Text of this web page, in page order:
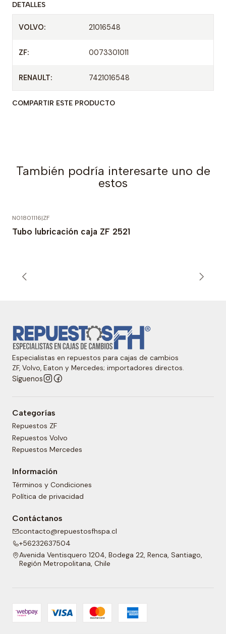
DETALLES
VOLVO: 21016548
ZF: 0073301011
RENAULT: 7421016548
COMPARTIR ESTE PRODUCTO
También podría interesarte uno de
estos
N01801116|ZF
Tubo lubricación caja ZF 2521
Especialistas en repuestos para cajas de cambios
ZF, Volvo, Eaton y Mercedes; importadores directos.
Síguenos
Categorías
Repuestos ZF
Repuestos Volvo
Repuestos Mercedes
Información
Términos y Condiciones
Política de privacidad
Contáctanos
contacto@repuestosfhspa.cl
+56232637504
Avenida Ventisquero 1204, Bodega 22, Renca, Santiago,
Región Metropolitana, Chile